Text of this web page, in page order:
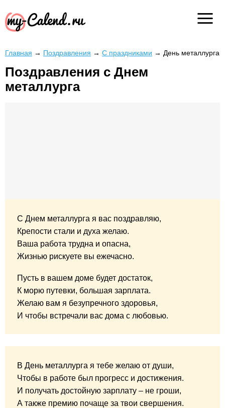
Главная → Поздравления → С праздниками → День металлурга
Поздравления с Днем
металлурга
С Днем металлурга я вас поздравляю,
Крепости стали и духа желаю.
Ваша работа трудна и опасна,
Жизнью рискуете вы ежечасно.
Пусть в вашем доме будет достаток,
К морю путевки, большая зарплата.
Желаю вам я безупречного здоровья,
И чтобы встречали вас дома с любовью.
В День металлурга я тебе желаю от души,
Чтобы в работе был прогресс и достижения.
И получать достойную зарплату – не гроши,
А также премию почаще за твои свершения.